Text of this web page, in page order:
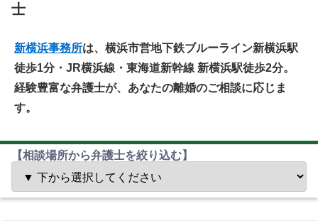
士
新横浜事務所は、横浜市営地下鉄ブルーライン新横浜駅
徒歩1分・JR横浜線・東海道新幹線 新横浜駅徒歩2分。
経験豊富な弁護士が、あなたの離婚のご相談に応じま
す。
【相談場所から弁護士を絞り込む】